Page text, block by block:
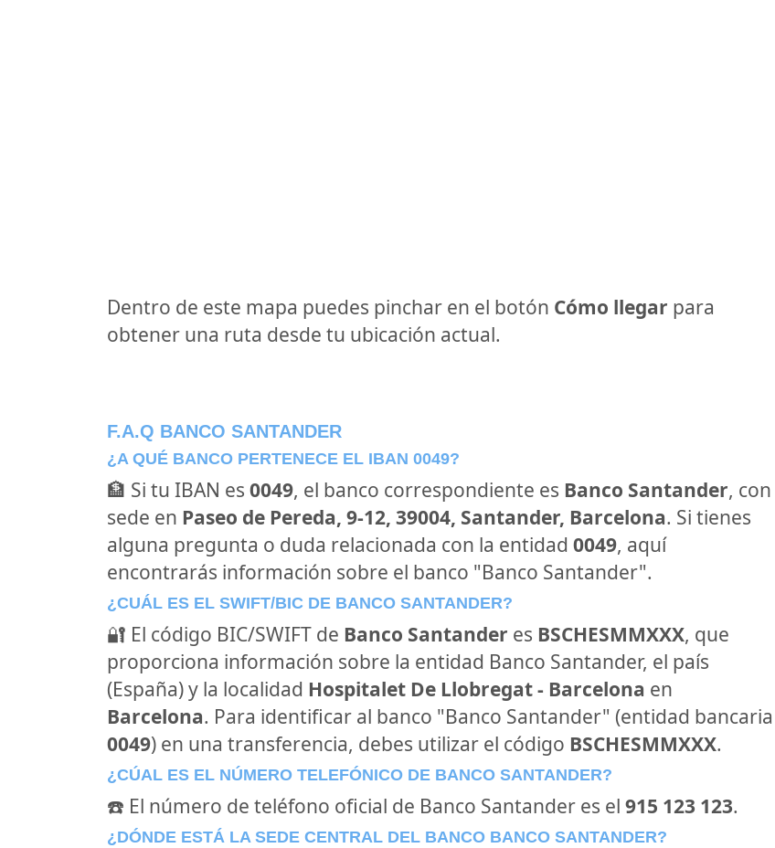
Dentro de este mapa puedes pinchar en el botón Cómo llegar para
obtener una ruta desde tu ubicación actual.
F.A.Q BANCO SANTANDER
¿A QUÉ BANCO PERTENECE EL IBAN 0049?
🏦 Si tu IBAN es 0049, el banco correspondiente es Banco Santander, con
sede en Paseo de Pereda, 9-12, 39004, Santander, Barcelona. Si tienes
alguna pregunta o duda relacionada con la entidad 0049, aquí
encontrarás información sobre el banco "Banco Santander".
¿CUÁL ES EL SWIFT/BIC DE BANCO SANTANDER?
🔐 El código BIC/SWIFT de Banco Santander es BSCHESMMXXX, que
proporciona información sobre la entidad Banco Santander, el país
(España) y la localidad Hospitalet De Llobregat - Barcelona en
Barcelona. Para identificar al banco "Banco Santander" (entidad bancaria
0049) en una transferencia, debes utilizar el código BSCHESMMXXX.
¿CÚAL ES EL NÚMERO TELEFÓNICO DE BANCO SANTANDER?
☎️ El número de teléfono oficial de Banco Santander es el 915 123 123.
¿DÓNDE ESTÁ LA SEDE CENTRAL DEL BANCO BANCO SANTANDER?